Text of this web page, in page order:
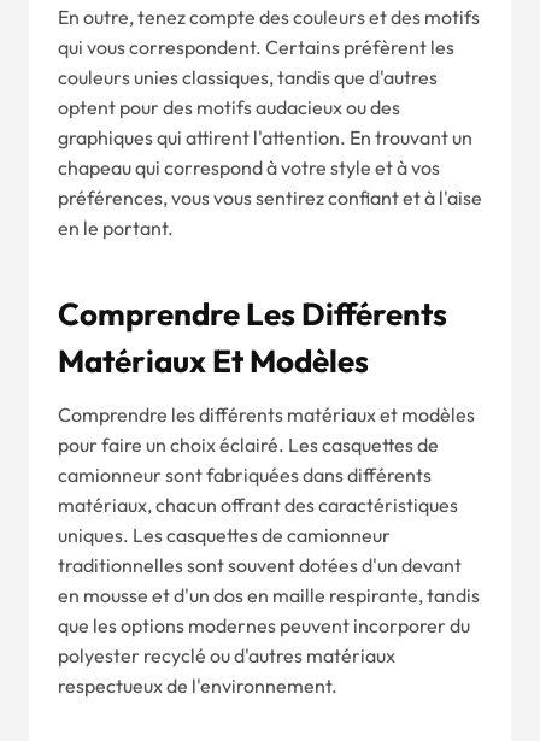
En outre, tenez compte des couleurs et des motifs
qui vous correspondent. Certains préfèrent les
couleurs unies classiques, tandis que d'autres
optent pour des motifs audacieux ou des
graphiques qui attirent l'attention. En trouvant un
chapeau qui correspond à votre style et à vos
préférences, vous vous sentirez confiant et à l'aise
en le portant.
Comprendre Les Différents
Matériaux Et Modèles
Comprendre les différents matériaux et modèles
pour faire un choix éclairé. Les casquettes de
camionneur sont fabriquées dans différents
matériaux, chacun offrant des caractéristiques
uniques. Les casquettes de camionneur
traditionnelles sont souvent dotées d'un devant
en mousse et d'un dos en maille respirante, tandis
que les options modernes peuvent incorporer du
polyester recyclé ou d'autres matériaux
respectueux de l'environnement.